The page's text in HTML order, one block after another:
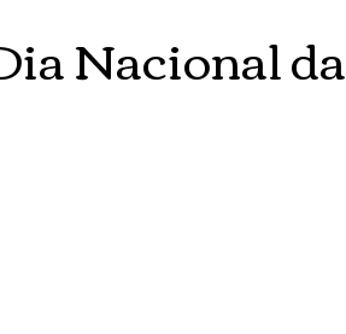
Nacional da